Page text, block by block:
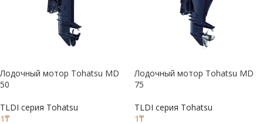
Лодочный мотор Tohatsu MD
50
TLDI серия Tohatsu
1₸
Лодочный мотор Tohatsu MD
75
TLDI серия Tohatsu
1₸